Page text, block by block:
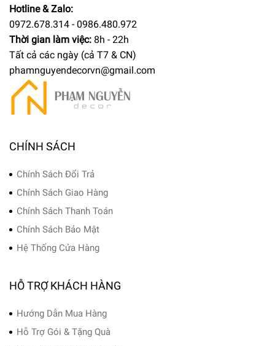
Hotline & Zalo:
0972.678.314 - 0986.480.972
Thời gian làm việc: 8h - 22h
Tất cả các ngày (cả T7 & CN)
phamnguyendecorvn@gmail.com
CHÍNH SÁCH
Chính Sách Đổi Trả
Chính Sách Giao Hàng
Chính Sách Thanh Toán
Chính Sách Bảo Mật
Hệ Thống Cửa Hàng
HỖ TRỢ KHÁCH HÀNG
Hướng Dẫn Mua Hàng
Hỗ Trợ Gói & Tặng Quà